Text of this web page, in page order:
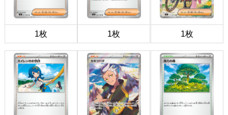
1枚 1枚 1枚